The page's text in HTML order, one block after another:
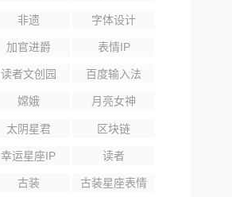
非遗 字体设计
加官进爵 表情IP
读者文创园 百度输入法
嫦娥 月亮女神
太阴星君 区块链
幸运星座IP 读者
古装 古装星座表情